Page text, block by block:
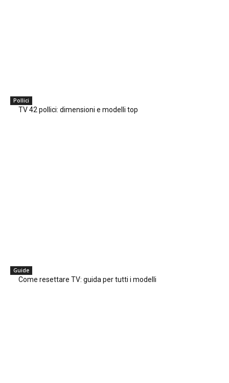
Pollici
TV 42 pollici: dimensioni e modelli top
Guide
Come resettare TV: guida per tutti i modelli